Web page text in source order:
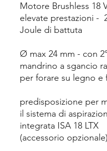
Motore Brushless 18
elevate prestazioni -
Joule di battuta
Ø max 24 mm - con
mandrino a sgancio
per forare su legno e
predisposizione per
il sistema di
integrata ISA 18 LTX
(accessorio opzionale)